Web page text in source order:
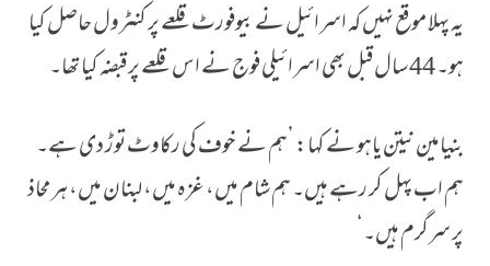
یہ پہلا موقع نہیں کہ اسرائیل نے بیوفورٹ قلعے پر کنٹرول حاصل کیا
ہو۔ 44 سال قبل بھی اسرائیلی فوج نے اس قلعے پر قبضہ کیا تھا۔
بنیامین نیتن یاہو نے کہا: ’ہم نے خوف کی رکاوٹ توڑ دی ہے۔
ہم اب پہل کر رہے ہیں۔ ہم شام میں، غزہ میں، لبنان میں، ہر محاذ
پر سرگرم ہیں۔‘